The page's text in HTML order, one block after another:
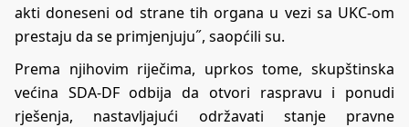
akti doneseni od strane tih organa u vezi sa UKC-om
prestaju da se primjenjuju˝, saopćili su.
Prema njihovim riječima, uprkos tome, skupštinska
većina SDA-DF odbija da otvori raspravu i ponudi
rješenja, nastavljajući održavati stanje pravne